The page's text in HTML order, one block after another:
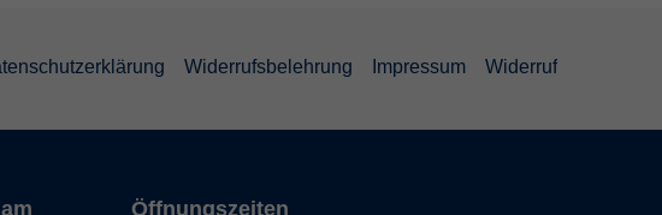
Widerrufsbelehrung Impressum Widerruf
Öffnungszeiten